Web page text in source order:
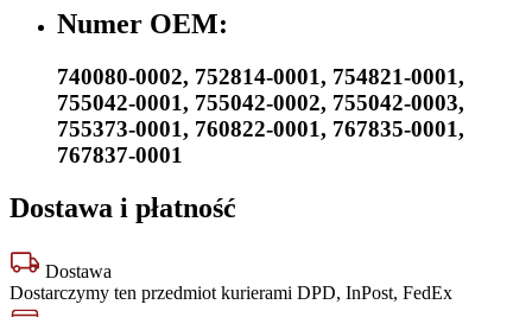
Numer OEM:
740080-0002, 752814-0001, 754821-0001,
755042-0001, 755042-0002, 755042-0003,
755373-0001, 760822-0001, 767835-0001,
767837-0001
Dostawa i płatność
Dostawa
Dostarczymy ten przedmiot kurierami DPD, InPost, FedEx